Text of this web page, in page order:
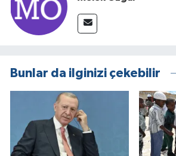
Bunlar da ilginizi çekebilir